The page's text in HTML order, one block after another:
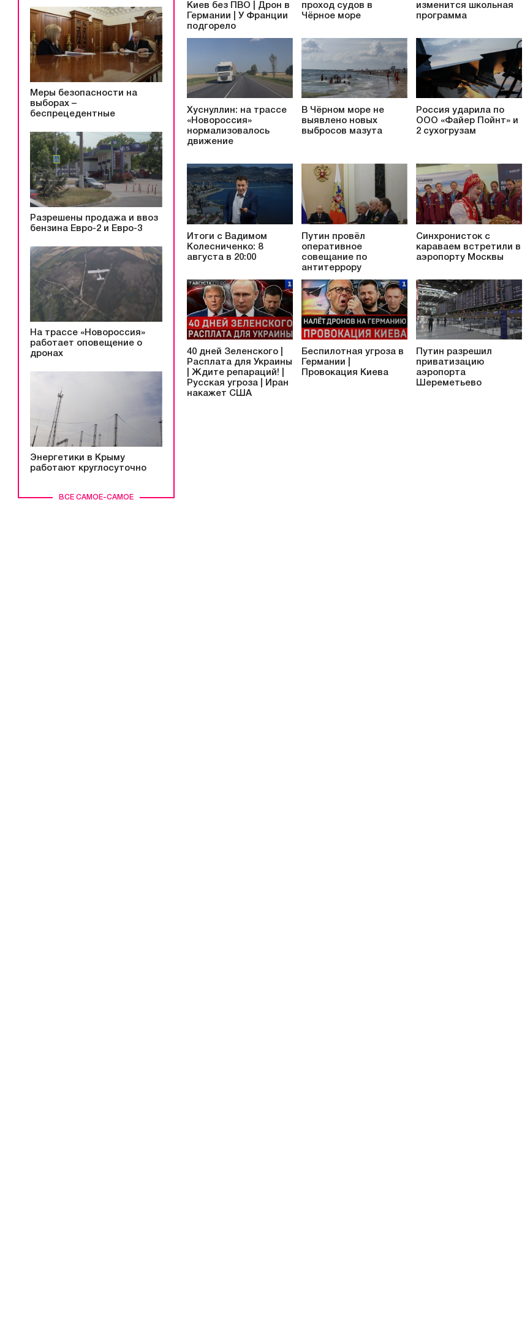
ВСЕ САМОЕ-САМОЕ
Меры безопасности на
выборах –
беспрецедентные
Разрешены продажа и ввоз
бензина Евро-2 и Евро-3
На трассе «Новороссия»
работает оповещение о
дронах
Энергетики в Крыму
работают круглосуточно
Киев без ПВО | Дрон в
Германии | У Франции
подгорело
проход судов в
Чёрное море
изменится школьная
программа
Хуснуллин: на трассе
«Новороссия»
нормализовалось
движение
В Чёрном море не
выявлено новых
выбросов мазута
Россия ударила по
ООО «Файер Пойнт» и
2 сухогрузам
Итоги с Вадимом
Колесниченко: 8
августа в 20:00
Путин провёл
оперативное
совещание по
антитеррору
Синхронисток с
караваем встретили в
аэропорту Москвы
40 дней Зеленского |
Расплата для Украины
| Ждите репараций! |
Русская угроза | Иран
накажет США
Беспилотная угроза в
Германии |
Провокация Киева
Путин разрешил
приватизацию
аэропорта
Шереметьево